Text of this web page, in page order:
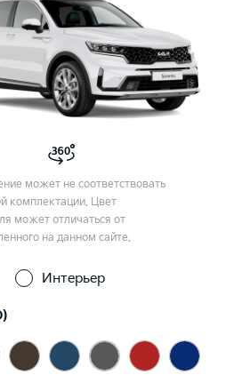
может не соответствовать
комплектации. Цвет
может отличаться от
на данном сайте.
Интерьер